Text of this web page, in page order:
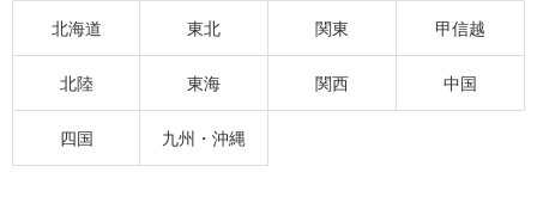
北海道 東北 関東 甲信越
北陸 東海 関西 中国
四国 九州・沖縄